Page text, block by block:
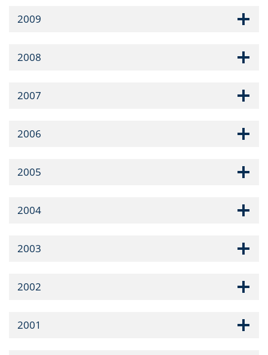
2009
2008
2007
2006
2005
2004
2003
2002
2001